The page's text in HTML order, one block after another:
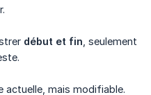
début et fin , seulement
actuelle, mais modifiable.